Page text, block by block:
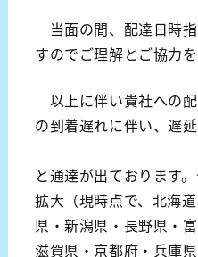
当面の間、配達日時
すのでご理解とご協力
以上に伴い貴社への
の到着遅れに伴い、遅
と通達が出ております
拡大（現時点で、北海
県・新潟県・長野県・
滋賀県・京都府・兵庫